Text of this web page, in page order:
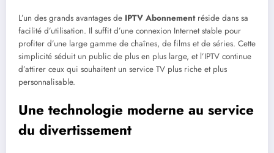
L’un des grands avantages de IPTV Abonnementréside dans sa
facilité d’utilisation. Il suffit d’une connexion Internet stable pour
profiter d’une large gamme de chaînes, de films et de séries. Cette
simplicité séduit un public de plus en plus large, et l’IPTV continue
d’attirer ceux qui souhaitent un service TV plus riche et plus
personnalisable.
Une technologie moderne au service
du divertissement